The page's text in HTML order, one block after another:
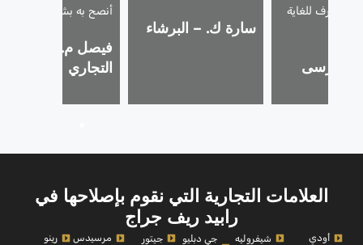
محترف للغاية
– مرسى
سارة ك. – البرشاء
أنصح به بشدة!
فيصل م. – الخليج
التجاري
العلامات التجارية التي نقوم بإصلاحها في
رابيد ريف جراج
أودي شيفروليه
جي دبليو
جيتور مرسيدس رينو